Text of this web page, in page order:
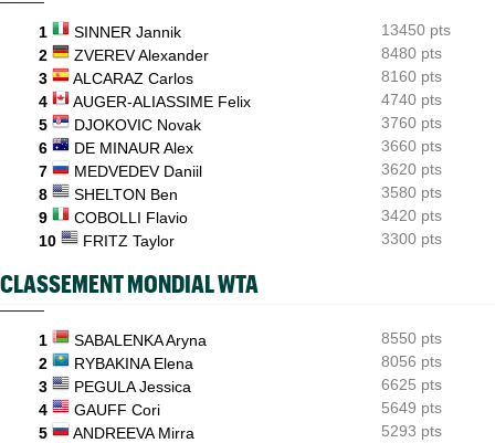
Bourreau de Humbert, Daniel Merida aime croquer du
Français...
11:59
US Open
Pas de wild-card pour Arthur Gea, Gaël Monfils choisi: "C'est
dommage"
1 SINNER Jannik
13450 pts
2
ZVEREV Alexander
8480 pts
3
ALCARAZ Carlos
8160 pts
4
AUGER-ALIASSIME Felix
4740 pts
5
DJOKOVIC Novak
3760 pts
6
DE MINAUR Alex
3660 pts
7
MEDVEDEV Daniil
3620 pts
8
SHELTON Ben
3580 pts
9
COBOLLI Flavio
3420 pts
10
FRITZ Taylor 3300 pts
CLASSEMENT MONDIAL WTA
1 SABALENKA Aryna
8550 pts
2
RYBAKINA Elena
8056 pts
3
PEGULA Jessica
6625 pts
4
GAUFF Cori
5649 pts
5
ANDREEVA Mirra
5293 pts